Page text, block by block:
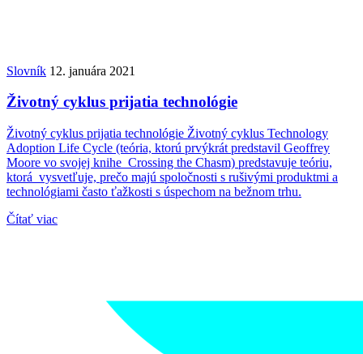
Slovník 12. januára 2021
Životný cyklus prijatia technológie
Životný cyklus prijatia technológie Životný cyklus Technology
Adoption Life Cycle (teória, ktorú prvýkrát predstavil Geoffrey
Moore vo svojej knihe Crossing the Chasm) predstavuje teóriu,
ktorá vysvetľuje, prečo majú spoločnosti s rušivými produktmi a
technológiami často ťažkosti s úspechom na bežnom trhu.
Čítať viac